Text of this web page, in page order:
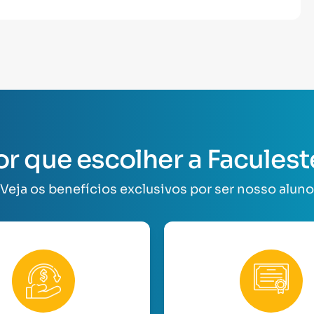
que escolher a
Veja os benefícios exclusivos por ser nosso aluno